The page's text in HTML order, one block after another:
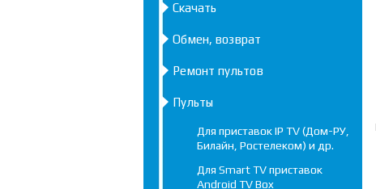
Скачать
Обмен, возврат
Ремонт пультов
Пульты
Для приставок IP TV (Дом-РУ,
Билайн, Ростелеком) и др.
Для Smart TV приставок
Android TV Box